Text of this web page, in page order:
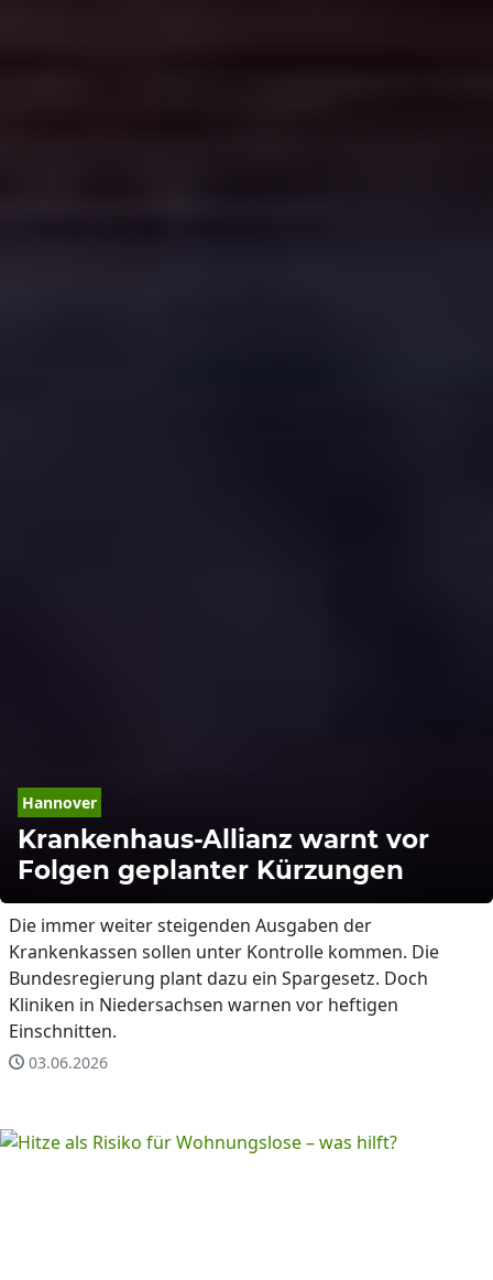
Hannover
Krankenhaus-Allianz warnt vor
Folgen geplanter Kürzungen
Die immer weiter steigenden Ausgaben der
Krankenkassen sollen unter Kontrolle kommen. Die
Bundesregierung plant dazu ein Spargesetz. Doch
Kliniken in Niedersachsen warnen vor heftigen
Einschnitten.
03.06.2026